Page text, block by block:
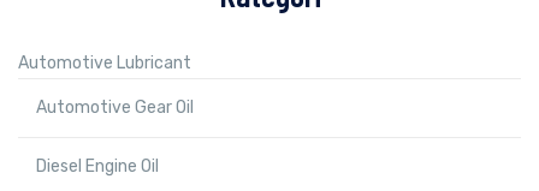
Automotive Lubricant
Automotive Gear Oil
Diesel Engine Oil